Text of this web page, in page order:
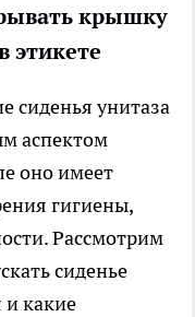
крышку
этикете
сиденья унитаза
аспектом
оно имеет
гигиены,
Рассмотрим
сиденье
и какие